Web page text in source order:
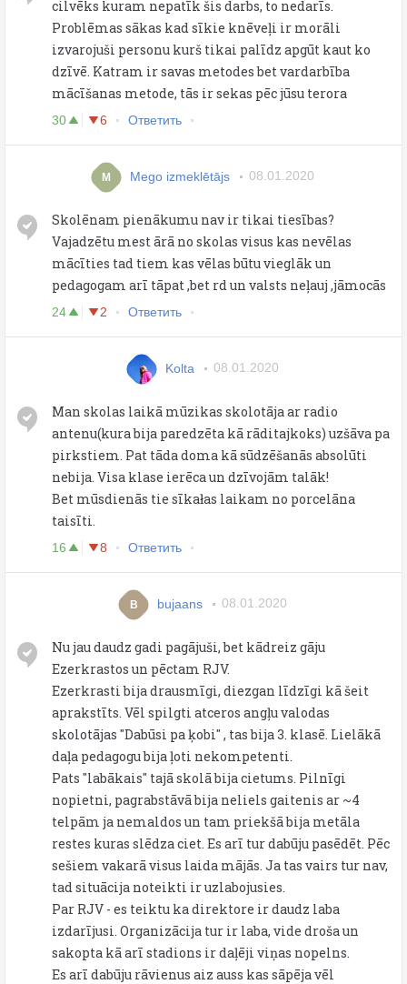
cilvēks kuram nepatīk šis darbs, to nedarīs.
Problēmas sākas kad sīkie knēveļi ir morāli
izvarojuši personu kurš tikai palīdz apgūt kaut ko
dzīvē. Katram ir savas metodes bet vardarbība
mācīšanas metode, tās ir sekas pēc jūsu terora
30 6 Ответить
M Mego izmeklētājs 08.01.2020
Skolēnam pienākumu nav ir tikai tiesības?
Vajadzētu mest ārā no skolas visus kas nevēlas
mācīties tad tiem kas vēlas būtu vieglāk un
pedagogam arī tāpat ,bet rd un valsts neļauj ,jāmocās
24 2 Ответить
Kolta 08.01.2020
Man skolas laikā mūzikas skolotāja ar radio
antenu(kura bija paredzēta kā rāditajkoks) uzšāva pa
pirkstiem. Pat tāda doma kā sūdzēšanās absolūti
nebija. Visa klase ierēca un dzīvojām talāk!
Bet mūsdienās tie sīkałas laikam no porcelāna
taisīti.
16 8 Ответить
B bujaans 08.01.2020
Nu jau daudz gadi pagājuši, bet kādreiz gāju
Ezerkrastos un pēctam RJV.
Ezerkrasti bija drausmīgi, diezgan līdzīgi kā šeit
aprakstīts. Vēl spilgti atceros angļu valodas
skolotājas "Dabūsi pa ķobi" , tas bija 3. klasē. Lielākā
daļa pedagogu bija ļoti nekompetenti.
Pats "labākais" tajā skolā bija cietums. Pilnīgi
nopietni, pagrabstāvā bija neliels gaitenis ar ~4
telpām ja nemaldos un tam priekšā bija metāla
restes kuras slēdza ciet. Es arī tur dabūju pasēdēt. Pēc
sešiem vakarā visus laida mājās. Ja tas vairs tur nav,
tad situācija noteikti ir uzlabojusies.
Par RJV - es teiktu ka direktore ir daudz laba
izdarījusi. Organizācija tur ir laba, vide droša un
sakopta kā arī stadions ir daļēji viņas nopelns.
Es arī dabūju rāvienus aiz auss kas sāpēja vēl